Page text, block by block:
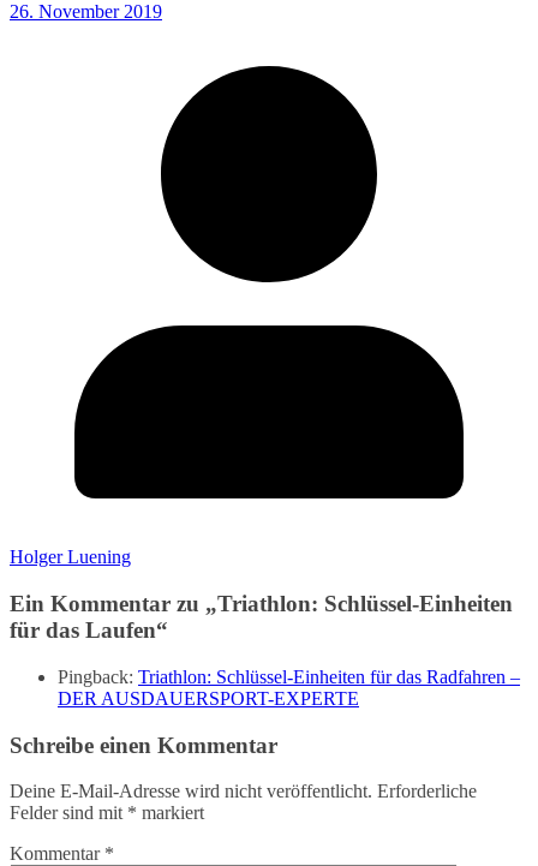
26. November 2019
Holger Luening
Ein Kommentar zu „Triathlon: Schlüssel-Einheiten
für das Laufen“
Pingback: Triathlon: Schlüssel-Einheiten für das Radfahren –
DER AUSDAUERSPORT-EXPERTE
Schreibe einen Kommentar
Deine E-Mail-Adresse wird nicht veröffentlicht. Erforderliche
Felder sind mit * markiert
Kommentar *